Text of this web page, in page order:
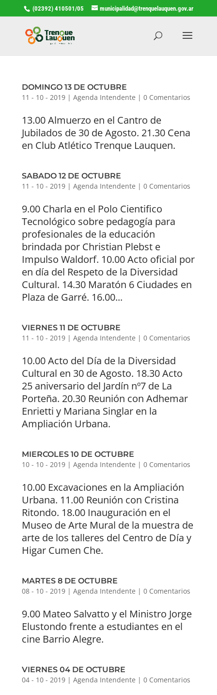
(02392) 410501/05 municipalidad@trenquelauquen.gov.ar
DOMINGO 13 DE OCTUBRE
11 - 10 - 2019| Agenda Intendente | 0 Comentarios
13.00 Almuerzo en el Cantro de
Jubilados de 30 de Agosto. 21.30 Cena
en Club Atlético Trenque Lauquen.
SABADO 12 DE OCTUBRE
11 - 10 - 2019| Agenda Intendente | 0 Comentarios
9.00 Charla en el Polo Cientifico
Tecnológico sobre pedagogía para
profesionales de la educación
brindada por Christian Plebst e
Impulso Waldorf. 10.00 Acto oficial por
en día del Respeto de la Diversidad
Cultural. 14.30 Maratón 6 Ciudades en
Plaza de Garré. 16.00...
VIERNES 11 DE OCTUBRE
11 - 10 - 2019| Agenda Intendente | 0 Comentarios
10.00 Acto del Día de la Diversidad
Cultural en 30 de Agosto. 18.30 Acto
25 aniversario del Jardín nº7 de La
Porteña. 20.30 Reunión con Adhemar
Enrietti y Mariana Singlar en la
Ampliación Urbana.
MIERCOLES 10 DE OCTUBRE
10 - 10 - 2019| Agenda Intendente | 0 Comentarios
10.00 Excavaciones en la Ampliación
Urbana. 11.00 Reunión con Cristina
Ritondo. 18.00 Inauguración en el
Museo de Arte Mural de la muestra de
arte de los talleres del Centro de Día y
Higar Cumen Che.
MARTES 8 DE OCTUBRE
08 - 10 - 2019| Agenda Intendente | 0 Comentarios
9.00 Mateo Salvatto y el Ministro Jorge
Elustondo frente a estudiantes en el
cine Barrio Alegre.
VIERNES 04 DE OCTUBRE
04 - 10 - 2019| Agenda Intendente | 0 Comentarios